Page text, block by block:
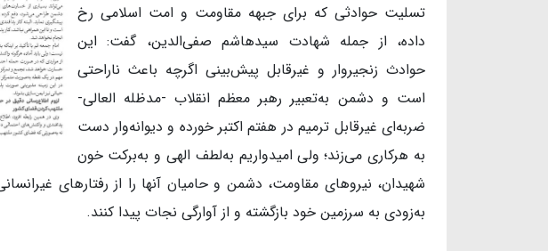
تسلیت حوادثی که برای جبهه مقاومت و امت اسلامی رخ
داده، از جمله شهادت سیدهاشم صفی‌الدین، گفت: این
حوادث زنجیروار و غیرقابل پیش‌بینی اگرچه باعث ناراحتی
است و دشمن به‌تعبیر رهبر معظم انقلاب -مدظله العالی-
ضربه‌ای غیرقابل ترمیم در هفتم اکتبر خورده و دیوانه‌وار دست
به هرکاری می‌زند؛ ولی امیدواریم به‌لطف الهی و به‌برکت خون
شهیدان، نیروهای مقاومت، دشمن و حامیان آنها را از رفتارهای
به‌زودی به سرزمین خود بازگشته و از آوارگی نجات پیدا کنند.